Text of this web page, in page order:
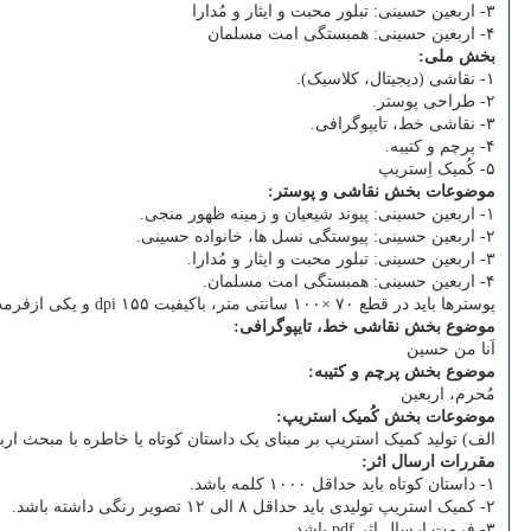
۳- اربعین حسینی: تبلور محبت و ایثار و مُدارا
۴- اربعین حسینی: همبستگی امت مسلمان
بخش ملی:
۱- نقاشی (دیجیتال، کلاسیک).
۲- طراحی پوستر.
۳- نقاشی خط، تایپوگرافی.
۴- پرچم و کتیبه.
۵- کُمیک اِستریپ
موضوعات بخش نقاشی و پوستر:
۱- اربعین حسینی: پیوند شیعیان و زمینه ظهور منجی.
۲- اربعین حسینی: پیوستگی نسل ها، خانواده حسینی.
۳- اربعین حسینی: تبلور محبت و ایثار و مُدارا.
۴- اربعین حسینی: همبستگی امت مسلمان.
پوسترها باید در قطع ۷۰ ×۱۰۰ سانتی متر، باکیفیت ۱۵۵ dpi و یکی ازفرمت های RGB – JPEG – PDF – JPG به صورت غیر فشرده با حداکثر حجم ۲۰ مگابایت در سامانه بارگذاری شوند.
موضوع بخش نقاشی خط، تایپوگرافی:
اَنا من حسین
موضوع بخش پرچم و کتیبه:
مُحرم، اربعین
موضوعات بخش کُمیک استریپ:
الف) تولید کمیک استریپ بر مبنای یک داستان کوتاه یا خاطره با مبحث
مقررات ارسال اثر:
۱- داستان کوتاه باید حداقل ۱۰۰۰ کلمه باشد.
۲- کمیک استریپ تولیدی باید حداقل ۸ الی ۱۲ تصویر رنگی داشته باشد.